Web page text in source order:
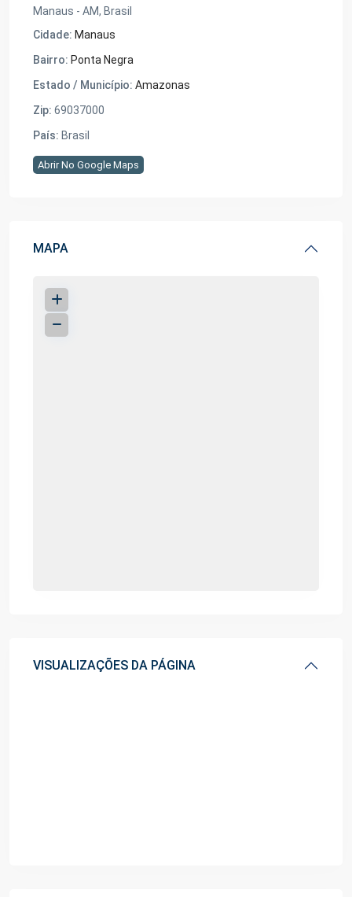
Manaus - AM, Brasil
Cidade: Manaus
Bairro: Ponta Negra
Estado / Município: Amazonas
Zip: 69037000
País: Brasil
Abrir No Google Maps
MAPA
VISUALIZAÇÕES DA PÁGINA